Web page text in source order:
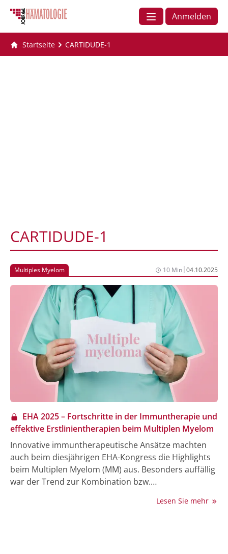
Anmelden
Startseite CARTIDUDE-1
CARTIDUDE-1
Multiples Myelom 10 Min|04.10.2025
EHA 2025 – Fortschritte in der Immuntherapie und
effektive Erstlinientherapien beim Multiplen Myelom
Innovative immuntherapeutische Ansätze machten
auch beim diesjährigen EHA-Kongress die Highlights
beim Multiplen Myelom (MM) aus. Besonders auffällig
war der Trend zur Kombination bzw.
entweder durch duale Antikörperkombinationen oder
Lesen Sie mehr